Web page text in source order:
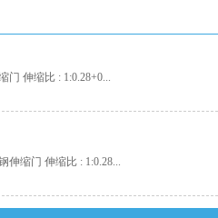
门 伸缩比 : 1:0.28+0...
伸缩门 伸缩比 : 1:0.28...